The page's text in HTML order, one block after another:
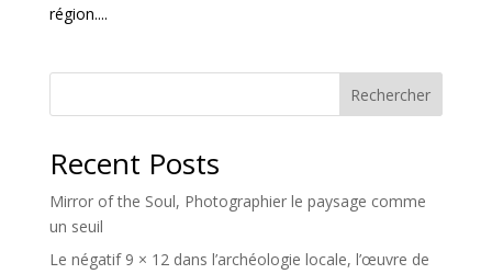
région....
Rechercher
Recent Posts
Mirror of the Soul, Photographier le paysage comme
un seuil
Le négatif 9 × 12 dans l’archéologie locale, l’œuvre de